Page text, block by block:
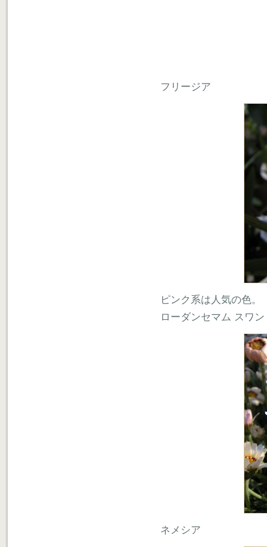
フリージア
ピンク系は人気の色。
ローダンセマム スワン
ネメシア